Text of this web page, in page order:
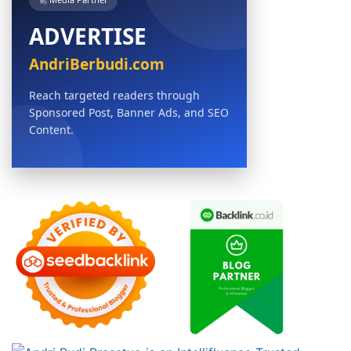
ADVERTISE
AndriBerbudi.com
Reach targeted readers through
Sponsored Post, Banner Ads, and SEO
Content.